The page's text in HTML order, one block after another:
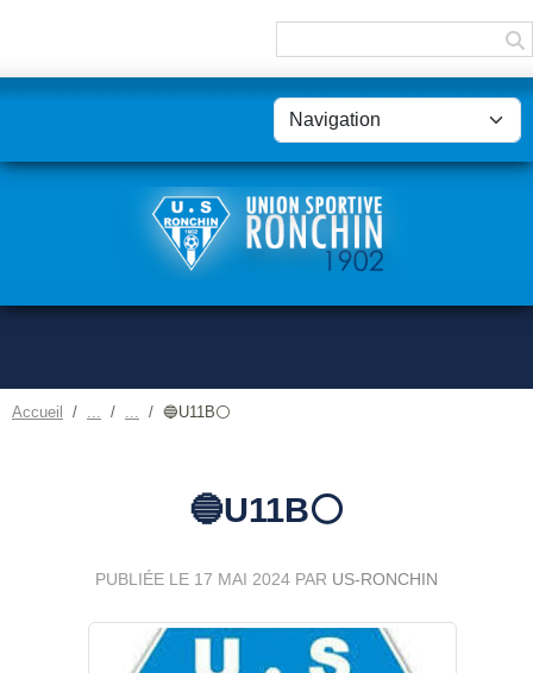
Accueil 🔵U11B⚪
🔵U11B⚪
PUBLIÉE LE 17 MAI 2024 PAR US-RONCHIN